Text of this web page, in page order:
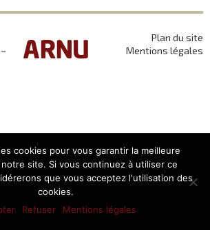
Plan du site
Mentions légales
cookies pour vous garantir la meilleure
site. Si vous continuez à utiliser ce
que vous acceptez l'utilisation des
cookies.
Refuser Mentions légales